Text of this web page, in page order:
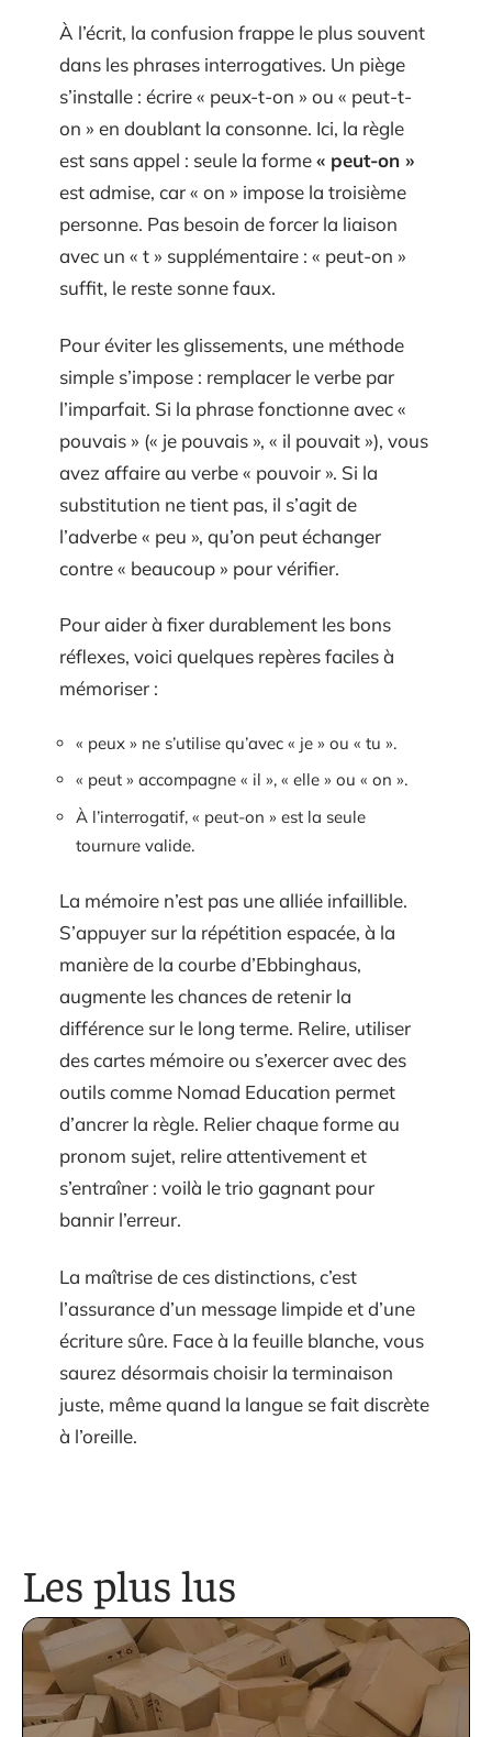
À l’écrit, la confusion frappe le plus souvent
dans les phrases interrogatives. Un piège
s’installe : écrire « peux-t-on » ou « peut-t-
on » en doublant la consonne. Ici, la règle
est sans appel : seule la forme« peut-on »
est admise, car « on » impose la troisième
personne. Pas besoin de forcer la liaison
avec un « t » supplémentaire : « peut-on »
suffit, le reste sonne faux.
Pour éviter les glissements, une méthode
simple s’impose : remplacer le verbe par
l’imparfait. Si la phrase fonctionne avec «
pouvais » (« je pouvais », « il pouvait »), vous
avez affaire au verbe « pouvoir ». Si la
substitution ne tient pas, il s’agit de
l’adverbe « peu », qu’on peut échanger
contre « beaucoup » pour vérifier.
Pour aider à fixer durablement les bons
réflexes, voici quelques repères faciles à
mémoriser :
« peux » ne s’utilise qu’avec « je » ou « tu ».
« peut » accompagne « il », « elle » ou « on ».
À l’interrogatif, « peut-on » est la seule
tournure valide.
La mémoire n’est pas une alliée infaillible.
S’appuyer sur la répétition espacée, à la
manière de la courbe d’Ebbinghaus,
augmente les chances de retenir la
différence sur le long terme. Relire, utiliser
des cartes mémoire ou s’exercer avec des
outils comme Nomad Education permet
d’ancrer la règle. Relier chaque forme au
pronom sujet, relire attentivement et
s’entraîner : voilà le trio gagnant pour
bannir l’erreur.
La maîtrise de ces distinctions, c’est
l’assurance d’un message limpide et d’une
écriture sûre. Face à la feuille blanche, vous
saurez désormais choisir la terminaison
juste, même quand la langue se fait discrète
à l’oreille.
Les plus lus